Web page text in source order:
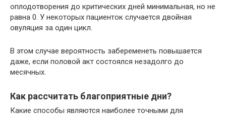
оплодотворения до критических дней минимальная, но не
равна 0. У некоторых пациенток случается двойная
овуляция за один цикл.
В этом случае вероятность забеременеть повышается
даже, если половой акт состоялся незадолго до
месячных.
Как рассчитать благоприятные дни?
Какие способы являются наиболее точными для